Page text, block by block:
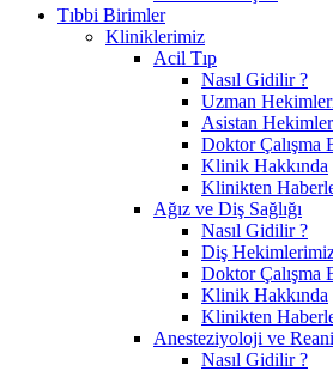
Tıbbi Birimler
Kliniklerimiz
Acil Tıp
Nasıl Gidilir ?
Uzman
Asistan
Doktor Çalışma
Klinik Hakkında
Klinikten
Ağız ve Diş Sağlığı
Nasıl Gidilir ?
Diş
Doktor Çalışma
Klinik Hakkında
Klinikten
Anesteziyoloji ve
Nasıl Gidilir ?